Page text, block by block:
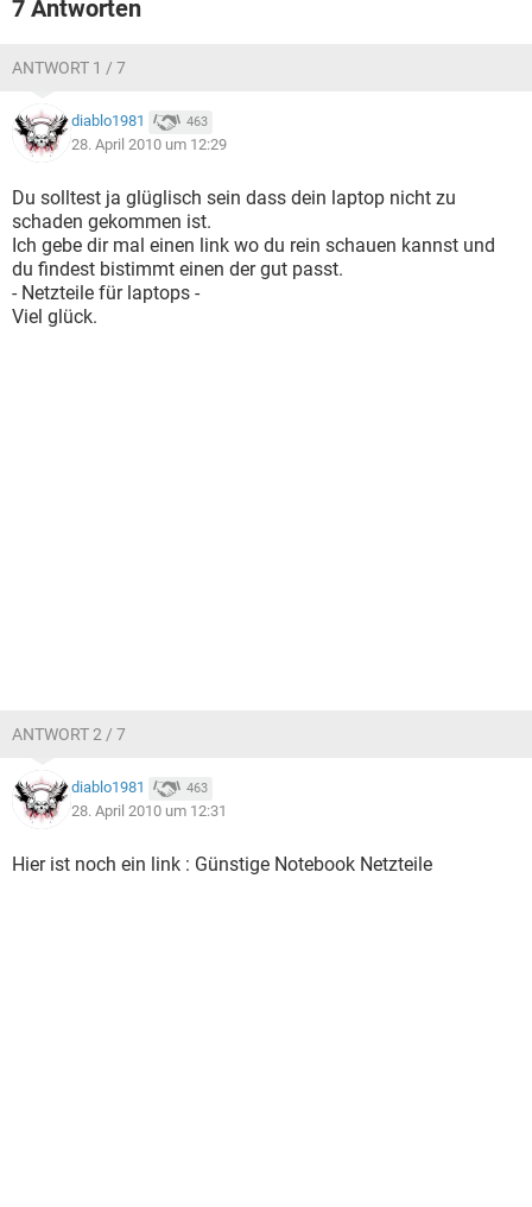
7 Antworten
ANTWORT 1 / 7
diablo1981 463
28. April 2010 um 12:29
Du solltest ja glüglisch sein dass dein laptop nicht zu
schaden gekommen ist.
Ich gebe dir mal einen link wo du rein schauen kannst und
du findest bistimmt einen der gut passt.
- Netzteile für laptops -
Viel glück.
ANTWORT 2 / 7
diablo1981 463
28. April 2010 um 12:31
Hier ist noch ein link : Günstige Notebook Netzteile